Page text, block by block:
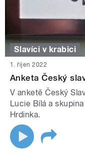
Slavíci v krabici
1. říjen 2022
Anketa Český
V anketě Český
Lucie Bílá a
Hrdinka.